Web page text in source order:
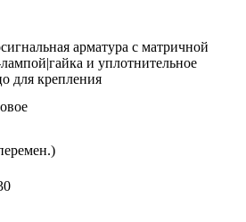
арматура с матричной
и уплотнительное
для крепления